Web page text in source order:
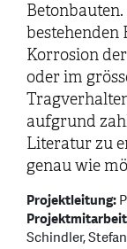
bestehenden
Korrosion
oder im
aufgrund
Literatur zu
genau wie
Projektleitung:
Schindler,